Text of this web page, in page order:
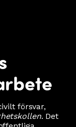
försvar,
. Det